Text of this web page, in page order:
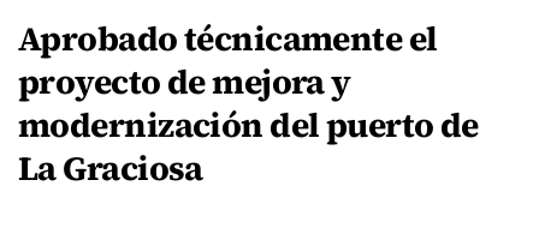
Aprobado técnicamente el
proyecto de mejora y
modernización del puerto de
La Graciosa